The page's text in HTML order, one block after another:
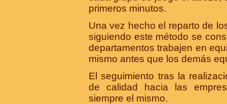
primeros minutos.
Una vez hecho el reparto de
siguiendo este método se
departamentos trabajen en
mismo antes que los demás
El seguimiento tras la
de calidad hacia las
siempre el mismo.